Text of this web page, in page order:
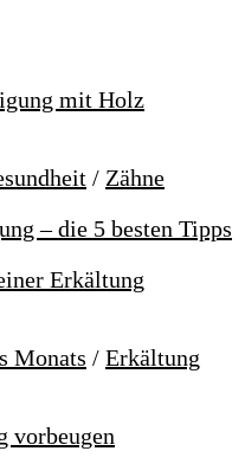
/ Zähne
– die 5 besten Tipps
Monats / Erkältung
vorbeugen